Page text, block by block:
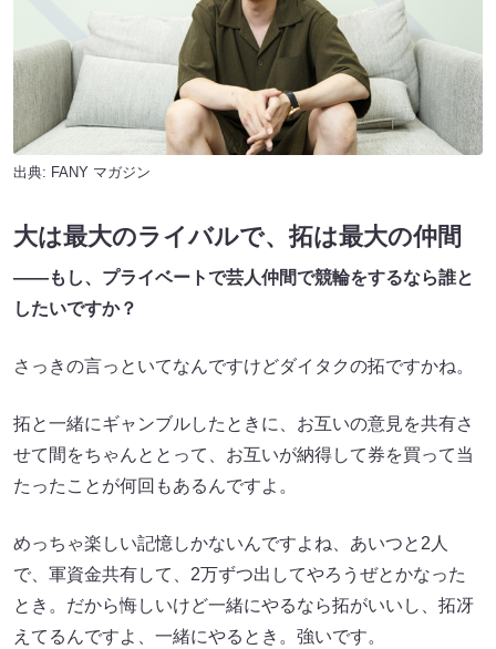
出典: FANY マガジン
大は最大のライバルで、拓は最大の仲間
――もし、プライベートで芸人仲間で競輪をするなら誰と
したいですか？
さっきの言っといてなんですけどダイタクの拓ですかね。
拓と一緒にギャンブルしたときに、お互いの意見を共有さ
せて間をちゃんととって、お互いが納得して券を買って当
たったことが何回もあるんですよ。
めっちゃ楽しい記憶しかないんですよね、あいつと2人
で、軍資金共有して、2万ずつ出してやろうぜとかなった
とき。だから悔しいけど一緒にやるなら拓がいいし、拓冴
えてるんですよ、一緒にやるとき。強いです。